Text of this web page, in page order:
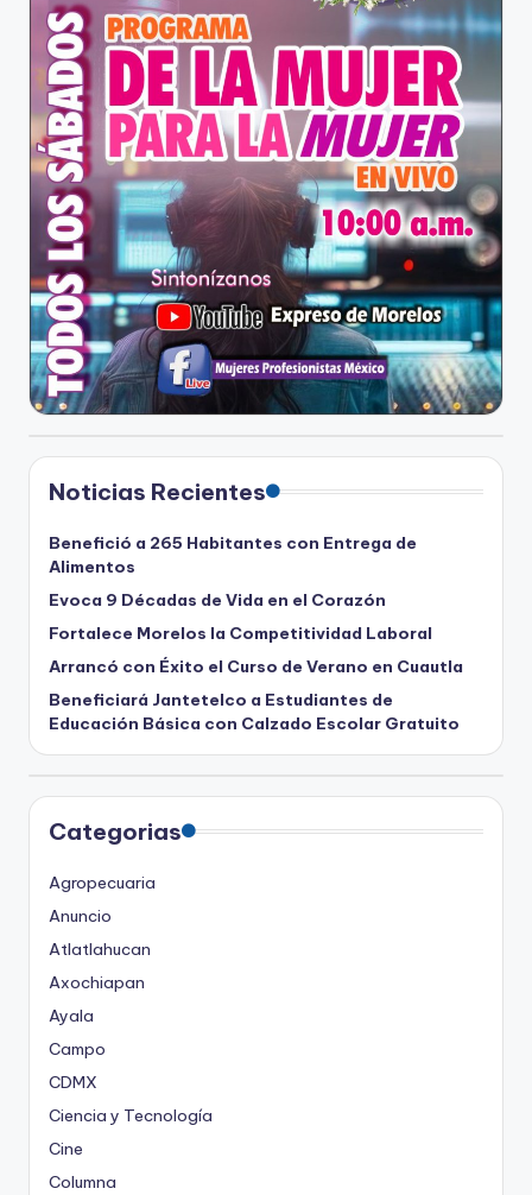
Noticias Recientes
Benefició a 265 Habitantes con Entrega de
Alimentos
Evoca 9 Décadas de Vida en el Corazón
Fortalece Morelos la Competitividad Laboral
Arrancó con Éxito el Curso de Verano en Cuautla
Beneficiará Jantetelco a Estudiantes de
Educación Básica con Calzado Escolar Gratuito
Categorias
Agropecuaria
Anuncio
Atlatlahucan
Axochiapan
Ayala
Campo
CDMX
Ciencia y Tecnología
Cine
Columna